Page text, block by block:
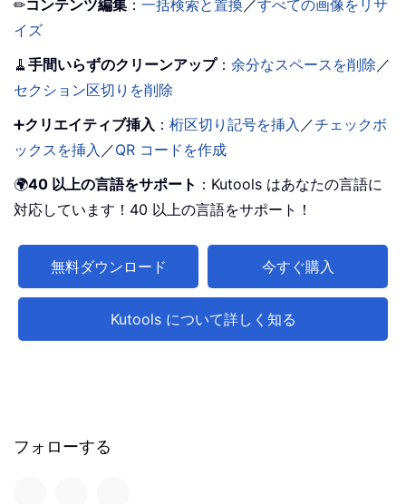
✏コンテンツ編集 ： 一括検索と置換 ／すべての画像をリサ
イズ
🧹 手間いらずのクリーンアップ： 余分なスペースを削除 ／
セクション区切りを削除
➕クリエイティブ挿入 ： 桁区切り記号を挿入 ／チェックボ
ックスを挿入 ／QR コードを作成
🌍40 以上の言語をサポート ：Kutools はあなたの言語に
対応しています！40 以上の言語をサポート！
無料ダウンロード 今すぐ購入
Kutools について詳しく知る
フォローする